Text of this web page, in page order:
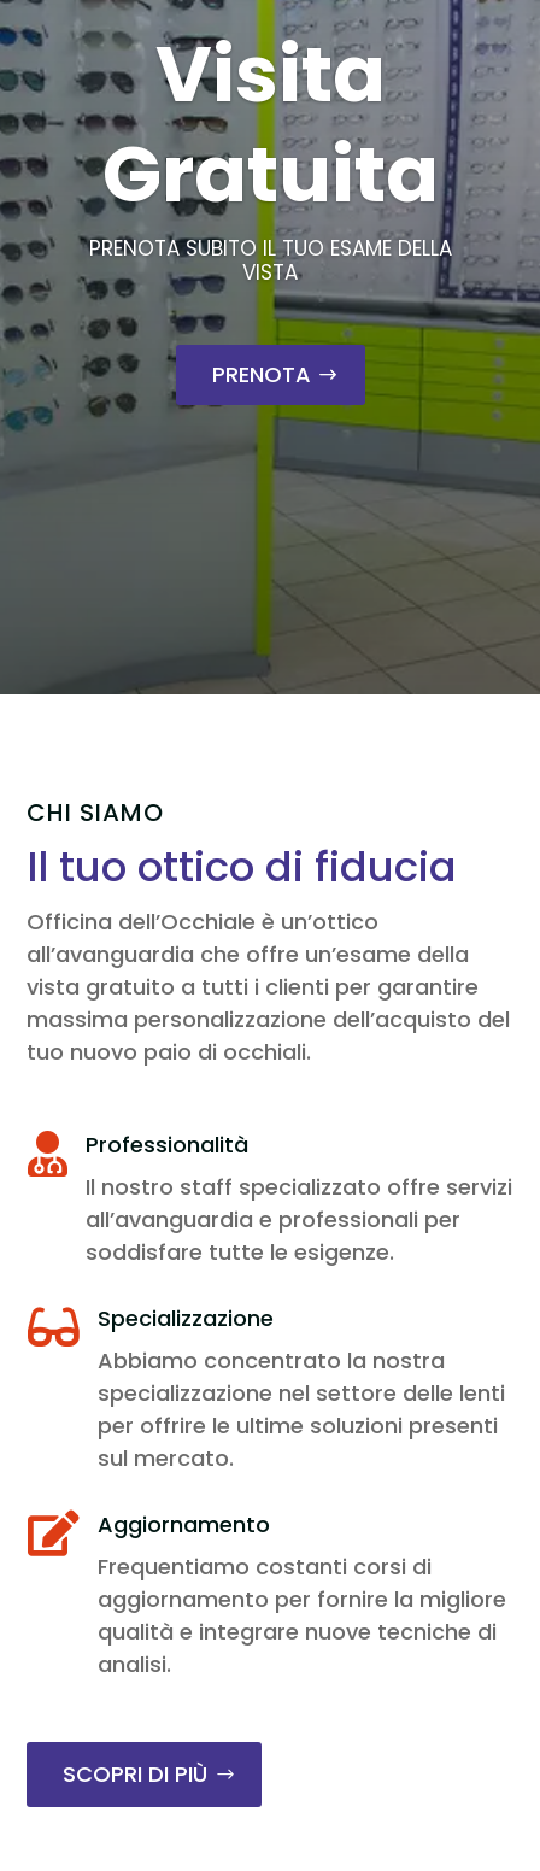
Visita
Gratuita
PRENOTA SUBITO IL TUO ESAME DELLA
VISTA
PRENOTA
CHI SIAMO
Il tuo ottico di fiducia
Officina dell’Occhiale è un’ottico
all’avanguardia che offre un’esame della
vista gratuito a tutti i clienti per garantire
massima personalizzazione dell’acquisto del
tuo nuovo paio di occhiali.

Professionalità
Il nostro staff specializzato offre servizi
all’avanguardia e professionali per
soddisfare tutte le esigenze.

Specializzazione
Abbiamo concentrato la nostra
specializzazione nel settore delle lenti
per offrire le ultime soluzioni presenti
sul mercato.

Aggiornamento
Frequentiamo costanti corsi di
aggiornamento per fornire la migliore
qualità e integrare nuove tecniche di
analisi.
SCOPRI DI PIÙ